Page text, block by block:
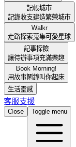
記帳城市
記錄收支建造繁榮城市
Walkr
走路探索蒐集可愛星球
記事探險
讓待辦事項充滿樂趣
Book Morning!
用故事鬧鐘叫你起床
生活靈感
客服支援
Close Toggle menu